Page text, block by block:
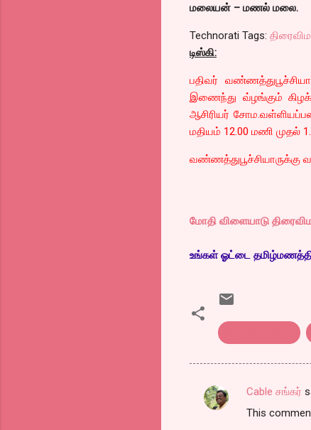
மலையன் – மணல் மலை.
Technorati Tags:
டிஸ்கி:
பதிவர்
இணைந்து வ்ழங்கும்
ஆசிரியர்
மதியம் 12.00 மணி முதல்
வண்ணத்துபூச்சியாருக்கு
மோதி விளையாடு
உங்கள் ஓட்டை
C
Cable சங்கர்
This